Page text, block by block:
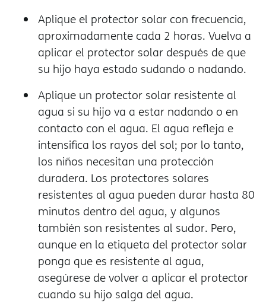
Aplique el protector solar con frecuencia,
aproximadamente cada 2 horas. Vuelva a
aplicar el protector solar después de que
su hijo haya estado sudando o nadando.
Aplique un protector solar resistente al
agua si su hijo va a estar nadando o en
contacto con el agua. El agua refleja e
intensifica los rayos del sol; por lo tanto,
los niños necesitan una protección
duradera. Los protectores solares
resistentes al agua pueden durar hasta 80
minutos dentro del agua, y algunos
también son resistentes al sudor. Pero,
aunque en la etiqueta del protector solar
ponga que es resistente al agua,
asegúrese de volver a aplicar el protector
cuando su hijo salga del agua.